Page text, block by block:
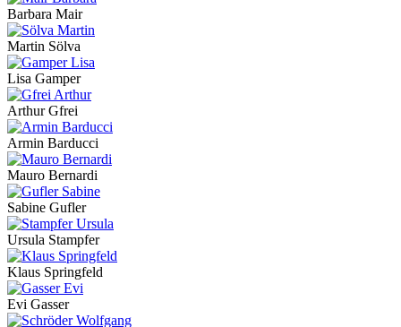
Barbara Mair
Martin Sölva
Lisa Gamper
Arthur Gfrei
Armin Barducci
Mauro Bernardi
Sabine Gufler
Ursula Stampfer
Klaus Springfeld
Evi Gasser